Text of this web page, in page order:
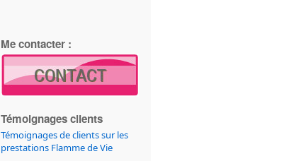
Me contacter :
Témoignages clients
Témoignages de clients sur les
prestations Flamme de Vie